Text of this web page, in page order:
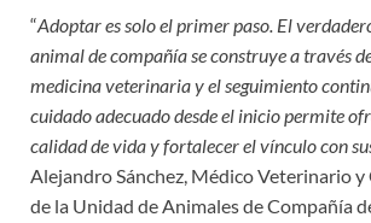
“Adoptar es solo el primer paso. El
animal de compañía se construye a través
medicina veterinaria y el seguimiento
cuidado adecuado desde el inicio permite
calidad de vida y fortalecer el vínculo con
Alejandro Sánchez, Médico Veterinario y
de la Unidad de Animales de Compañía